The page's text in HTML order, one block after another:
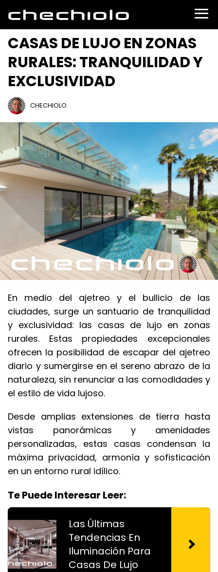
CASAS DE LUJO EN ZONAS
RURALES: TRANQUILIDAD Y
EXCLUSIVIDAD
CHECHIOLO
En medio del ajetreo y el bullicio de las
ciudades, surge un santuario de tranquilidad
y exclusividad: las casas de lujo en zonas
rurales. Estas propiedades excepcionales
ofrecen la posibilidad de escapar del ajetreo
diario y sumergirse en el sereno abrazo de la
naturaleza, sin renunciar a las comodidades y
el estilo de vida lujoso.
Desde amplias extensiones de tierra hasta
vistas panorámicas y amenidades
personalizadas, estas casas condensan la
máxima privacidad, armonía y sofisticación
en un entorno rural idílico.
Te Puede Interesar Leer:
Las Últimas
Tendencias En
Iluminación Para
Casas De Lujo